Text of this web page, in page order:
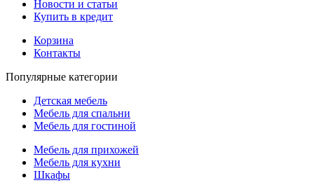
Новости и статьи
Купить в кредит
Корзина
Контакты
Популярные категории
Детская мебель
Мебель для спальни
Мебель для гостиной
Мебель для прихожей
Мебель для кухни
Шкафы